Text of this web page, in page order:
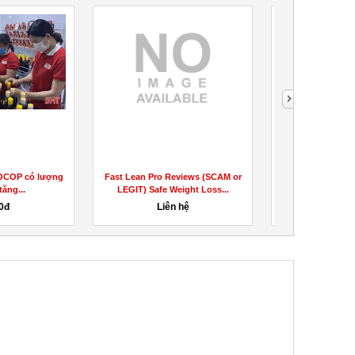
có lượng
Fast Lean Pro Reviews (SCAM or
LEGIT) Safe Weight Loss...
Liên hệ